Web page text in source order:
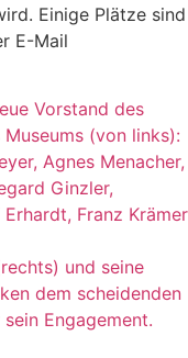
Einige Plätze sind
E-Mail
Vorstand des
(von links):
Agnes Menacher,
Ginzler,
Franz Krämer
und seine
dem scheidenden
Engagement.